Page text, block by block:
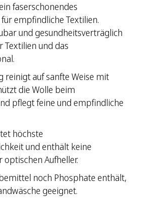
faserschonendes
empfindliche Textilien.
und gesundheitsverträglich
Textilien und das
reinigt auf sanfte Weise mit
die Wolle beim
pflegt feine und empfindliche
höchste
und enthält keine
Aufheller.
noch Phosphate enthält,
geeignet.